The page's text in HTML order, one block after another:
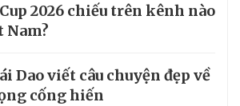
2026 chiếu trên kênh nào
Nam?
Dao viết câu chuyện đẹp về
cống hiến